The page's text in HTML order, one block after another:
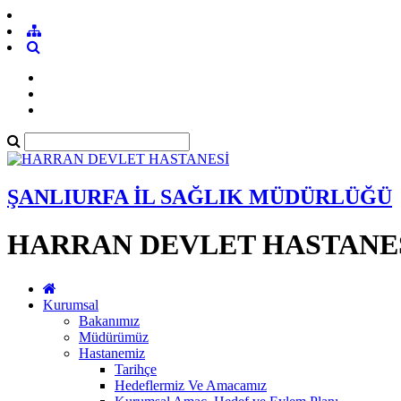
ŞANLIURFA İL SAĞLIK MÜDÜRLÜĞÜ
HARRAN DEVLET
Kurumsal
Bakanımız
Müdürümüz
Hastanemiz
Tarihçe
Hedeflermiz Ve Amacamız